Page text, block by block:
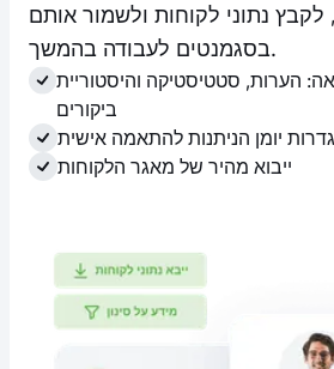
נתוני לקוחות ולשמור אותם
בסגמנטים לעבודה בהמשך.
הערות, סטטיסטיקה והיסטוריית
ביקורים
יומן הניתנות להתאמה אישית
ייבוא מהיר של מאגר הלקוחות